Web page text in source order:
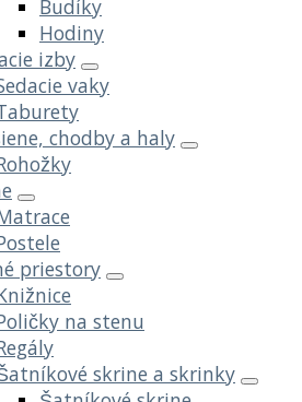
Budíky
Hodiny
izby
vaky
chodby a haly
priestory
na stenu
skrine a skrinky